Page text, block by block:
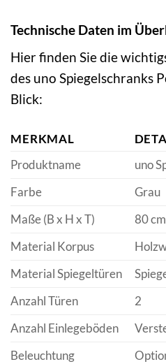
Technische Daten im
Hier finden Sie die
des uno Spiegelschranks
Blick:
MERKMAL
Produktname
uno
Farbe
Grau
Maße (B x H x T)
80
Material Korpus
Material Spiegeltüren
Anzahl Türen
2
Anzahl Einlegeböden
Beleuchtung